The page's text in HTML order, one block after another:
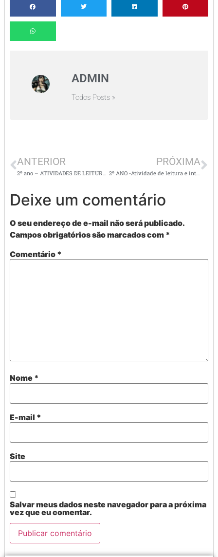
ADMIN
Todos Posts »
ANTERIOR PRÓXIMA
2º ANO -Atividade de leitura e interpretação -Ortografia LH
Deixe um comentário
O seu endereço de e-mail não será publicado.
Campos obrigatórios são marcados com *
Comentário *
Nome *
E-mail *
Site
Salvar meus dados neste navegador para a próxima
vez que eu comentar.